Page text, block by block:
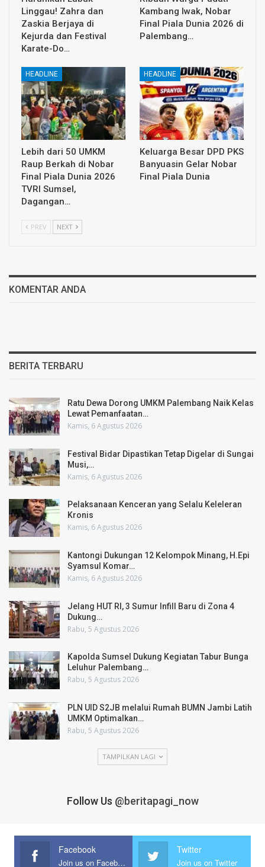
Linggau! Zahra dan
Zaskia Berjaya di
Kejurda dan Festival
Karate-Do…
Kambang Iwak, Nobar
Final Piala Dunia 2026 di
Palembang…
HEADLINE
Lebih dari 50 UMKM
Raup Berkah di Nobar
Final Piala Dunia 2026
TVRI Sumsel,
Dagangan…
HEADLINE
Keluarga Besar DPD PKS
Banyuasin Gelar Nobar
Final Piala Dunia
PREV NEXT
KOMENTAR ANDA
BERITA TERBARU
Ratu Dewa Dorong UMKM Palembang Naik Kelas
Lewat Pemanfaatan…
Kamis, 6 Agustus 2026
Festival Bidar Dipastikan Tetap Digelar di Sungai
Musi,…
Kamis, 6 Agustus 2026
Pelaksanaan Kenceran yang Selalu Keleleran
Kronis
Kamis, 6 Agustus 2026
Kantongi Dukungan 12 Kelompok Minang, H.Epi
Syamsul Komar…
Kamis, 6 Agustus 2026
Jelang HUT RI, 3 Sumur Infill Baru di Zona 4
Dukung…
Rabu, 5 Agustus 2026
Kapolda Sumsel Dukung Kegiatan Tabur Bunga
Leluhur Palembang…
Rabu, 5 Agustus 2026
PLN UID S2JB melalui Rumah BUMN Jambi Latih
UMKM Optimalkan…
Rabu, 5 Agustus 2026
TAMPILKAN LAGI
Follow Us @beritapagi_now
Facebook
Join us on Facebook
Twitter
Join us on Twitter